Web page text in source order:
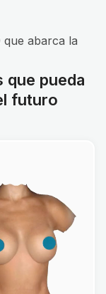
que abarca la
que pueda
futuro